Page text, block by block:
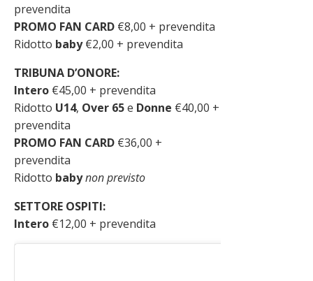
prevendita
PROMO FAN CARD €8,00 + prevendita
Ridotto baby€2,00 + prevendita
TRIBUNA D’ONORE:
Intero €45,00 + prevendita
Ridotto U14, Over 65e Donne €40,00 +
prevendita
PROMO FAN CARD €36,00 +
prevendita
Ridotto babynon previsto
SETTORE OSPITI:
Intero €12,00 + prevendita